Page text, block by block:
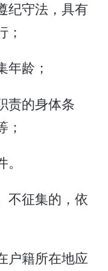
纪守法，具有
；
年龄；
责的身体条
不征集的，依
户籍所在地应